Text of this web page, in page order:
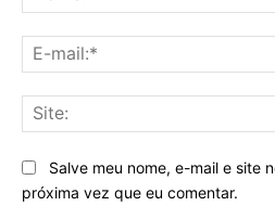
Salve meu nome, e-mail e site
próxima vez que eu comentar.